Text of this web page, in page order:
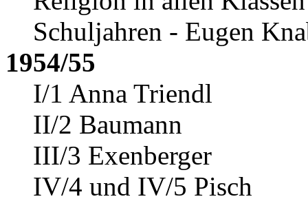
Schuljahren - Eugen
1954/55
I/1 Anna Triendl
II/2 Baumann
III/3 Exenberger
IV/4 und IV/5 Pisch